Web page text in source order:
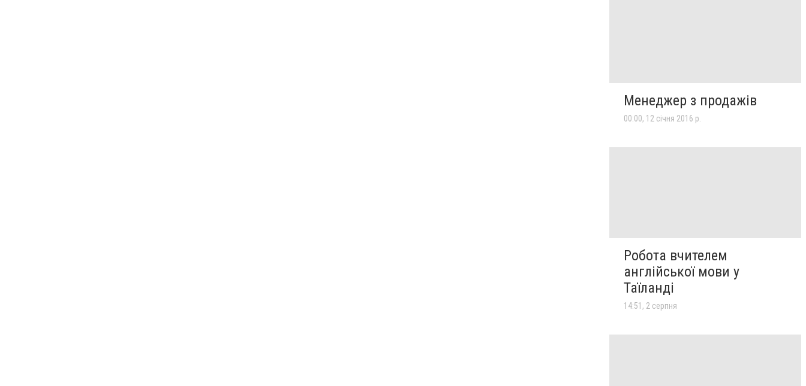
Менеджер з продажів
00:00, 12 січня 2016 р.
Робота вчителем
англійської мови у
Таїланді
14:51, 2 серпня